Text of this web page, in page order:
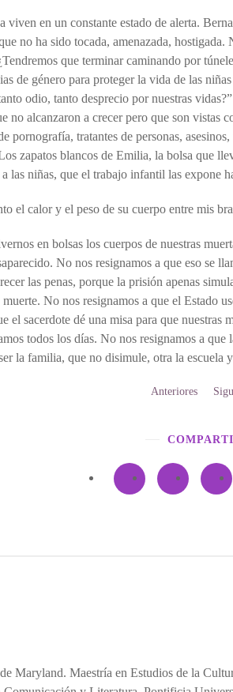
viven en un constante estado de alerta.
no ha sido tocada, amenazada,
que terminar caminando por
de género para proteger la vida de las
odio, tanto desprecio por nuestras
no alcanzaron a crecer pero que son
tratantes de personas,
zapatos blancos de Emilia, la bolsa
las niñas, que el trabajo infantil las expone
el calor y el peso de su cuerpo entre mis
en bolsas los cuerpos de nuestras
No nos resignamos a que eso
las penas, porque la prisión apenas
No nos resignamos a que el Estado
sacerdote dé una misa para que nuestras
todos los días. No nos resignamos a
la familia, que no disimule, otra la
Anteriores
Maryland. Maestría en Estudios de la